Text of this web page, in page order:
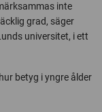
inte
grad, säger
universitet, i ett
betyg i yngre ålder